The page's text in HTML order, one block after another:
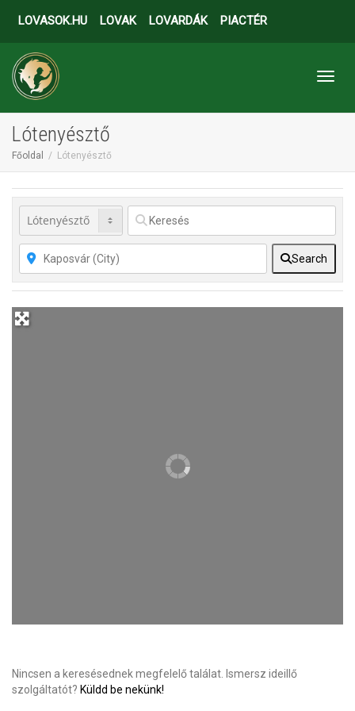
LOVASOK.HU LOVAK LOVARDÁK PIACTÉR
Lótenyésztő
Főoldal Lótenyésztő
Search
Nincsen a keresésednek megfelelő találat. Ismersz ideillő
szolgáltatót? Küldd be nekünk!